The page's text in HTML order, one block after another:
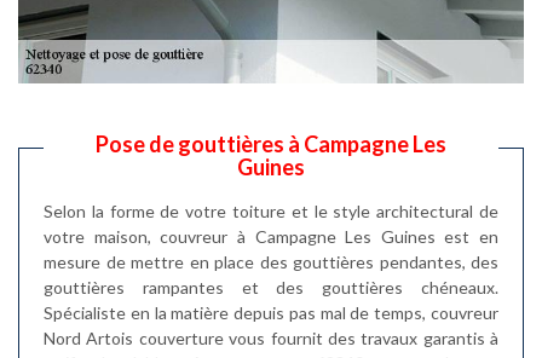
Pose de gouttières à Campagne Les
Guines
Selon la forme de votre toiture et le style architectural de
votre maison, couvreur à Campagne Les Guines est en
mesure de mettre en place des gouttières pendantes, des
gouttières rampantes et des gouttières chéneaux.
Spécialiste en la matière depuis pas mal de temps, couvreur
Nord Artois couverture vous fournit des travaux garantis à